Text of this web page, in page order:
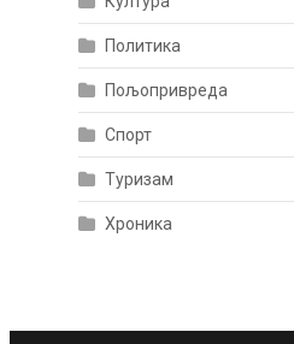
Политика
Пољопривреда
Спорт
Туризам
Хроника